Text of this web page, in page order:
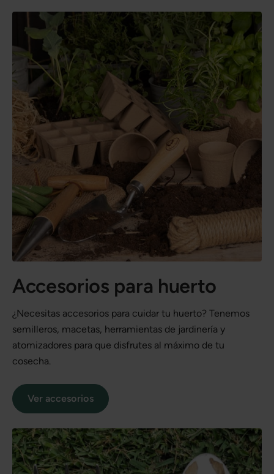
Accesorios para huerto
¿Necesitas accesorios para cuidar tu huerto? Tenemos
semilleros, macetas, herramientas de jardinería y
atomizadores para que disfrutes al máximo de tu
cosecha.
Ver accesorios